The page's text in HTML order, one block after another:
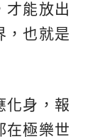
才能放出
，也就是
化身，報
在極樂世